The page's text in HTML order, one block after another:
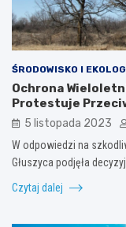
ŚRODOWISKO I
Ochrona
Protestuje
5 listopada 2023
W odpowiedzi na
Głuszyca podjęła
Czytaj dalej